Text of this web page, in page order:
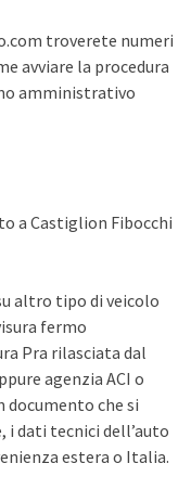
troverete numeri
avviare la procedura
amministrativo
a Castiglion Fibocchi
altro tipo di veicolo
fermo
Pra rilasciata dal
agenzia ACI o
documento che si
dati tecnici dell’auto
estera o Italia.